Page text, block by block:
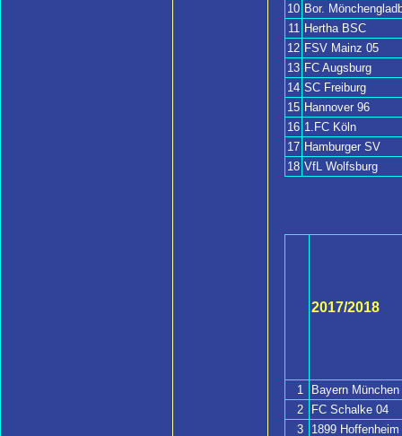
10 Bor.
11 Hertha BSC
12 FSV Mainz 05
13 FC Augsburg
14 SC Freiburg
15 Hannover 96
16 1.FC Köln
17 Hamburger SV
18 VfL Wolfsburg
2017/2018
1
Bayern München
2
FC Schalke 04
3
1899 Hoffenheim